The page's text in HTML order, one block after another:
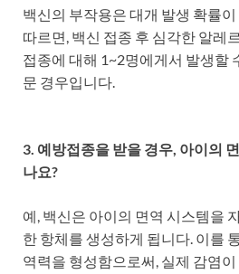
백신의 부작용은 대개 발생 확률
따르면, 백신 접종 후 심각한 알레
접종에 대해 1~2명에게서 발생할
문 경우입니다.
3. 예방접종을 받을 경우, 아이의
나요?
예, 백신은 아이의 면역 시스템을
한 항체를 생성하게 됩니다. 이를
역력을 형성함으로써, 실제 감염